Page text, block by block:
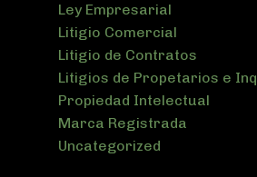
Ley Empresarial
Litigio Comercial
Litigio de Contratos
Litigios de Propetarios e
Propiedad Intelectual
Marca Registrada
Uncategorized